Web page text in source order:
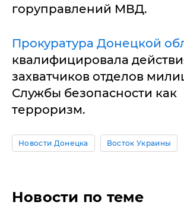
горуправлений МВД.
Прокуратура Донецкой
квалифицировала
захватчиков отделов
Службы безопасности как
терроризм.
Новости Донецка Восток Украины
Новости по теме